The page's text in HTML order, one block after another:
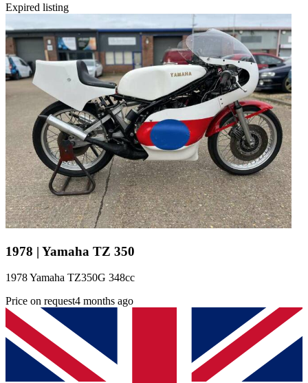
Expired listing
1978 | Yamaha TZ 350
1978 Yamaha TZ350G 348cc
Price on request4 months ago